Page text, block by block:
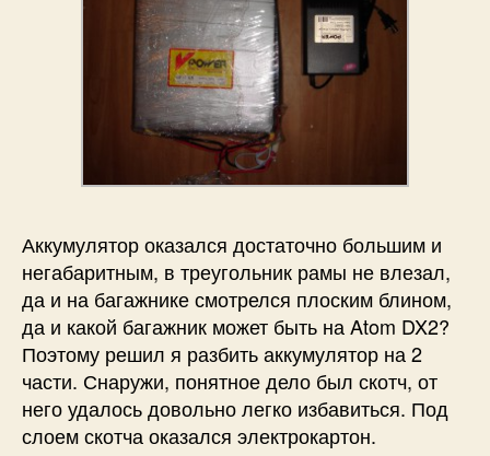
Аккумулятор оказался достаточно большим и
негабаритным, в треугольник рамы не влезал,
да и на багажнике смотрелся плоским блином,
да и какой багажник может быть на Atom DX2?
Поэтому решил я разбить аккумулятор на 2
части. Снаружи, понятное дело был скотч, от
него удалось довольно легко избавиться. Под
слоем скотча оказался электрокартон.